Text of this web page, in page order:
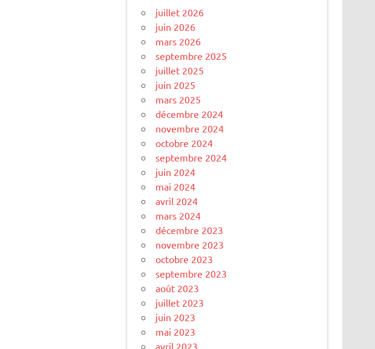
juillet 2026
juin 2026
mars 2026
septembre 2025
juillet 2025
juin 2025
mars 2025
décembre 2024
novembre 2024
octobre 2024
septembre 2024
juin 2024
mai 2024
avril 2024
mars 2024
décembre 2023
novembre 2023
octobre 2023
septembre 2023
août 2023
juillet 2023
juin 2023
mai 2023
avril 2023